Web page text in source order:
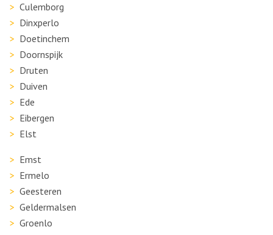
Culemborg
Dinxperlo
Doetinchem
Doornspijk
Druten
Duiven
Ede
Eibergen
Elst
Emst
Ermelo
Geesteren
Geldermalsen
Groenlo